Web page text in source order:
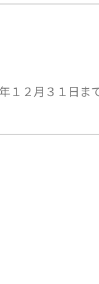
２月３１日まで